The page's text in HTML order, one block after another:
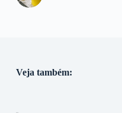
Veja também: